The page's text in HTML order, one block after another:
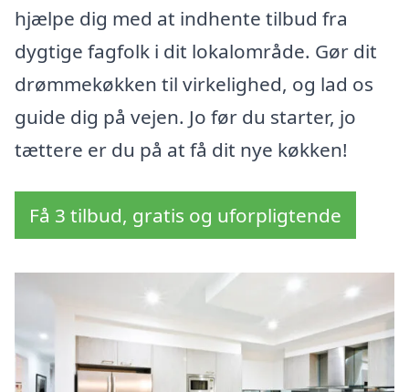
hjælpe dig med at indhente tilbud fra
dygtige fagfolk i dit lokalområde. Gør dit
drømmekøkken til virkelighed, og lad os
guide dig på vejen. Jo før du starter, jo
tættere er du på at få dit nye køkken!
Få 3 tilbud, gratis og uforpligtende